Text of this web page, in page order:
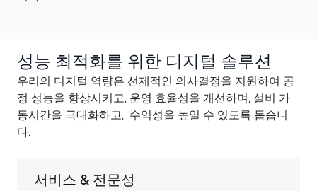
성능 최적화를 위한 디지털 솔루션
우리의 디지털 역량은 선제적인 의사결정을 지원하여 공
정 성능을 향상시키고, 운영 효율성을 개선하며, 설비 가
동시간을 극대화하고, 수익성을 높일 수 있도록 돕습니
다.
서비스 & 전문성